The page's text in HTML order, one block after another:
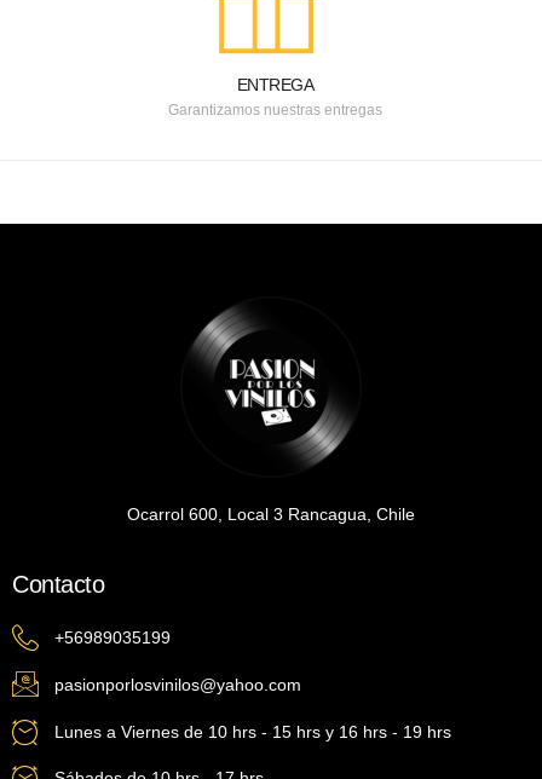
ENTREGA
Garantizamos nuestras entregas
Ocarrol 600, Local 3 Rancagua, Chile
Contacto
+56989035199
pasionporlosvinilos@yahoo.com
Lunes a Viernes de 10 hrs - 15 hrs y 16 hrs - 19 hrs